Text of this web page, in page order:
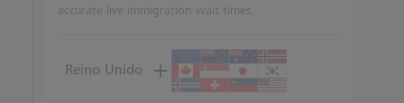
accurate live immigration wait times.
Reino Unido